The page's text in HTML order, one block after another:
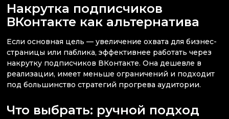
Накрутка подписчиков
ВКонтакте как альтернатива
Если основная цель — увеличение охвата для бизнес-
страницы или паблика, эффективнее работать через
накрутку подписчиков ВКонтакте. Она дешевле в
реализации, имеет меньше ограничений и подходит
под большинство стратегий прогрева аудитории.
Что выбрать: ручной подход